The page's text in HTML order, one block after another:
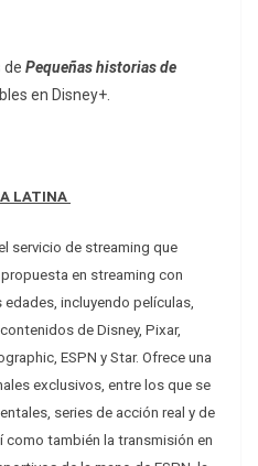
de Pequeñas historias de
en Disney+.
LATINA
servicio de streaming que
en streaming con
incluyendo películas,
de Disney, Pixar,
ESPN y Star. Ofrece una
exclusivos, entre los que se
series de acción real y de
como también la transmisión en